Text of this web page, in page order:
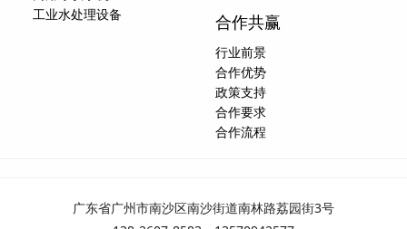
工业水处理设备
合作共赢
行业前景
合作优势
政策支持
合作要求
合作流程
广东省广州市南沙区南沙街道南林路荔园街3号